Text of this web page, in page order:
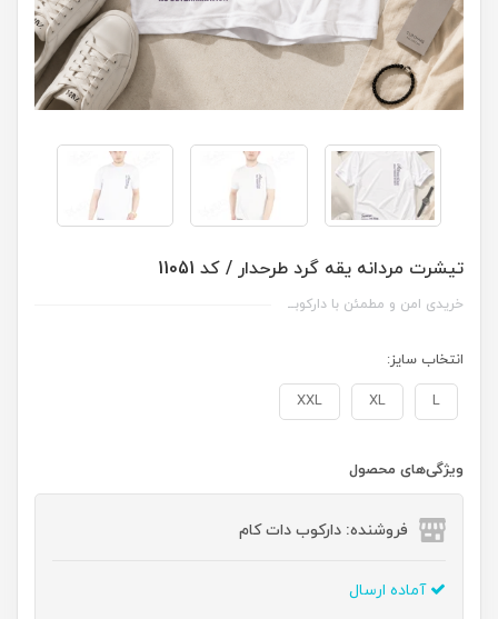
تیشرت مردانه یقه گرد طرحدار / کد 11051
خریدی امن و مطمئن با دارکوبــ
انتخاب سایز:
L
XL
XXL
ویژگی‌های محصول
فروشنده: دارکوب دات کام
آماده ارسال